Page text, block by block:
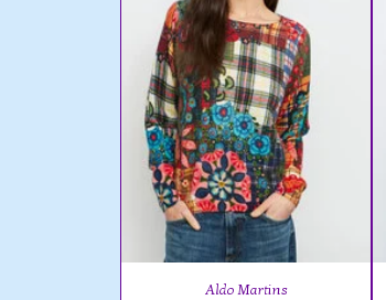
Aldo Martins